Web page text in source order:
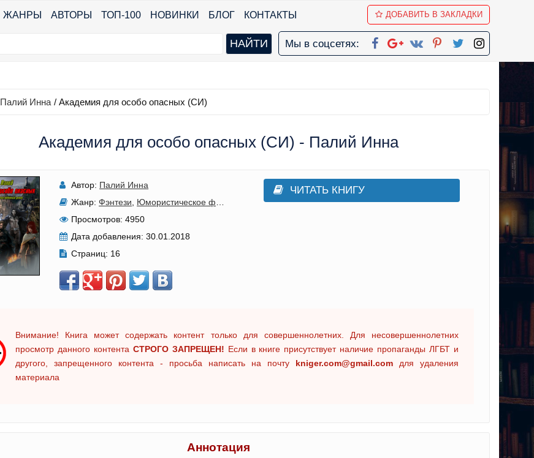
ЖАНРЫ АВТОРЫ ТОП-100 НОВИНКИ БЛОГ КОНТАКТЫ ДОБАВИТЬ В ЗАКЛАДКИ
Мы в соцсетях:
Палий Инна / Академия для особо опасных (СИ)
Академия для особо опасных (СИ) - Палий Инна
Автор: Палий Инна
Жанр: Фэнтези Юмористическое фэнтези Любовно-фантастические романы,Прочие приключения
Просмотров: 4950
Дата добавления: 30.01.2018
Страниц: 16
ЧИТАТЬ КНИГУ
Внимание! Книга может содержать контент только для совершеннолетних. Для несовершеннолетних
просмотр данного контента СТРОГО ЗАПРЕЩЕН! Если в книге присутствует наличие пропаганды ЛГБТ и
другого, запрещенного контента - просьба написать на почту kniger.com@gmail.com для удаления
материала
Аннотация